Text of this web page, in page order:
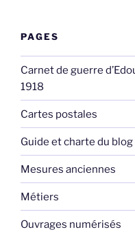
PAGES
Carnet de guerre
1918
Cartes postales
Guide et charte du blog
Mesures anciennes
Métiers
Ouvrages numérisés